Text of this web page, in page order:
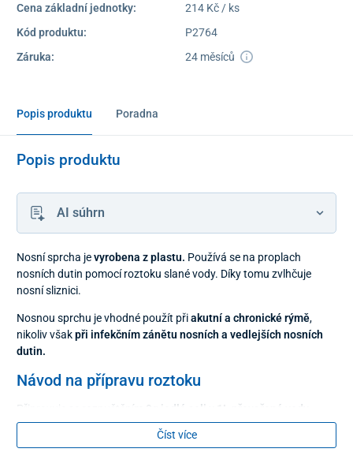
Cena základní jednotky:
214 Kč / ks
Kód produktu:
P2764
Záruka:
24 měsíců
Popis produktu Poradna
Popis produktu
AI súhrn
Nosní sprcha jevyrobena z plastu. Používá se na proplach
nosních dutin pomocí roztoku slané vody. Díky tomu zvlhčuje
nosní sliznici.
Nosnou sprchu je vhodné použít přiakutní a chronické rýmě,
nikoliv všakpři infekčním zánětu nosních a vedlejších nosních
dutin.
Návod na přípravu roztoku
Připravuje se rozpuštěním
9g jedlé soli v 1L převařené vody.
Teplota roztoku má být38 - 40 C.
Číst více